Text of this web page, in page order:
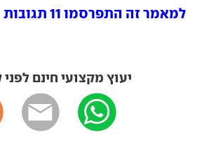
למאמר זה התפרסמו 11 תגובות
יעוץ מקצועי חינם לפני